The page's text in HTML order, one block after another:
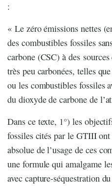
:
« Le zéro émissions nettes
des combustibles fossiles
carbone (CSC) à des
très peu carbonées, telles
ou les combustibles fossiles
du dioxyde de carbone de
Dans ce texte, 1°) les
fossiles cités par le GTIII
absolue de l’usage de ces
une formule qui amalgame
avec capture-séquestration